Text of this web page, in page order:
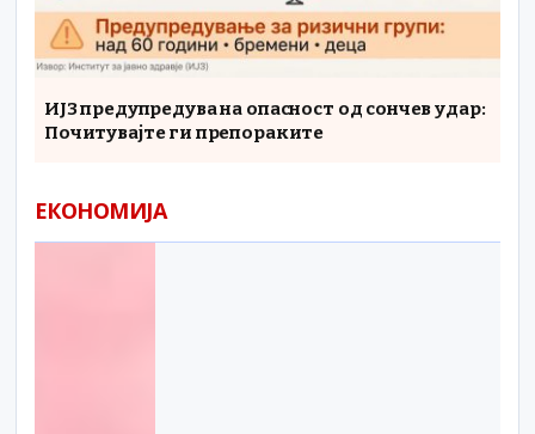
ИЈЗ предупредува на опасност од сончев удар:
Почитувајте ги препораките
ЕКОНОМИЈА